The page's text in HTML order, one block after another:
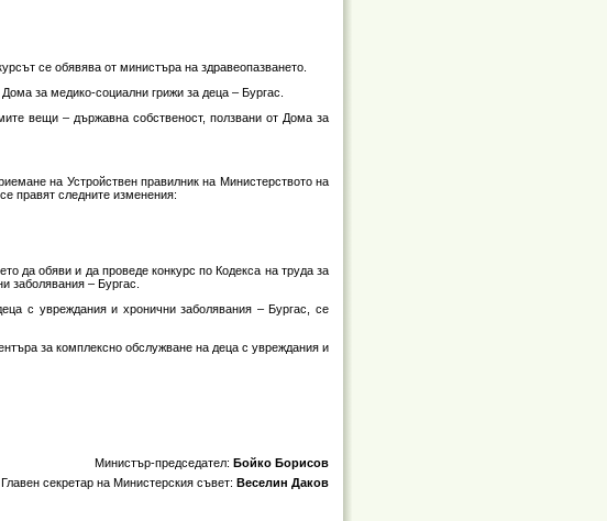
се обявява от министъра на здравеопазването.
за медико-социални грижи за деца – Бургас.
вещи – държавна собственост, ползвани от Дома за
на Устройствен правилник на Министерството на
правят следните изменения:
да обяви и да проведе конкурс по Кодекса на труда за
заболявания – Бургас.
с увреждания и хронични заболявания – Бургас, се
за комплексно обслужване на деца с увреждания и
Министър-председател: Бойко Борисов
Главен секретар на Министерския съвет: Веселин Даков